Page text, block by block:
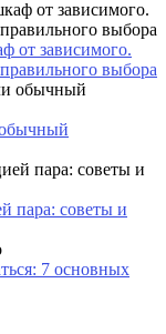
от зависимого.
выбора
пара: советы и
7 основных